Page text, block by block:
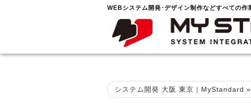
WEBシステム開発･デザイン制作などすべての作
システム開発 大阪 東京｜MyStandard »